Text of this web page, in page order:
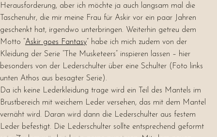
Herausforderung, aber ich möchte ja auch langsam mal die
Taschenuhr, die mir meine Frau für Askir vor ein paar Jahren
geschenkt hat, irgendwo unterbringen. Weiterhin getreu dem
Motto “ Askir goes Fantasy ” habe ich mich zudem von der
Kleidung der Serie “The Musketeers” inspieren lassen – hier
besonders von der Lederschulter über eine Schulter (Foto links
unten Athos aus besagter Serie).
Da ich keine Lederkleidung trage wird ein Teil des Mantels im
Brustbereich mit weichem Leder versehen, das mit dem Mantel
vernäht wird. Daran wird dann die Lederschulter aus festem
Leder befestigt. Die Lederschulter sollte entsprechend geformt